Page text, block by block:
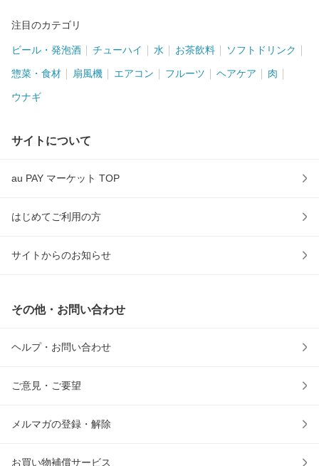
注目のカテゴリ
ビール・発泡酒 チューハイ 水 お茶飲料 ソフトドリンク
惣菜・食材 扇風機 エアコン フルーツ ヘアケア 肉
ウナギ
サイトについて
au PAY マーケット TOP
はじめてご利用の方
サイトからのお知らせ
その他・お問い合わせ
ヘルプ・お問い合わせ
ご意見・ご要望
メルマガの登録・解除
お買い物補償サービス